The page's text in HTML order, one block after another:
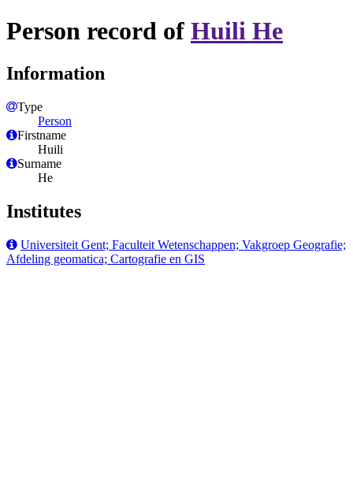
Person record of Huili He
Information
Type
Person
Firstname
Huili
Surname
He
Institutes
Universiteit Gent; Faculteit Wetenschappen; Vakgroep Geografie;
Afdeling geomatica; Cartografie en GIS